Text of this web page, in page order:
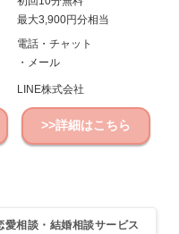
最大3,900円分相当
電話・チャット
・メール
LINE株式会社
>>詳細はこちら
愛相談・結婚相談サービス